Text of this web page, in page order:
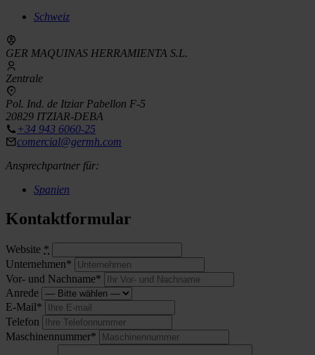
Schweiz
GER MAQUINAS HERRAMIENTA S.L.
Zentrale
Pol. Ind. de Itziar Pabellon F-5
20829 ITZIAR-DEBA
+34 943 6060-25
comercial@germh.com
Ansprechpartner für:
Spanien
Kontaktformular
Website *
Unternehmen*
Vor- und Nachname*
Anrede
E-Mail*
Telefon
Maschinennummer*